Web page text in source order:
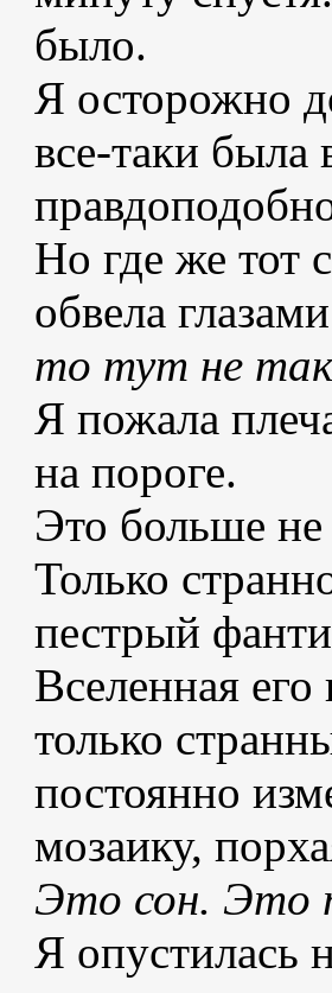
было.
Я осторожно
все-таки была
Но где же тот
обвела
то тут не
Я пожала
на пороге.
Это больше
Только
пестрый
Вселенная
только
постоянно
мозаику,
Это сон. Это
Я опустилась